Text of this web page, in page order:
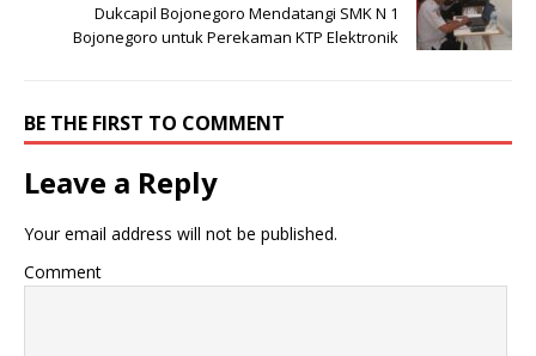
Dukcapil Bojonegoro Mendatangi SMK N 1
Bojonegoro untuk Perekaman KTP Elektronik
BE THE FIRST TO COMMENT
Leave a Reply
Your email address will not be published.
Comment